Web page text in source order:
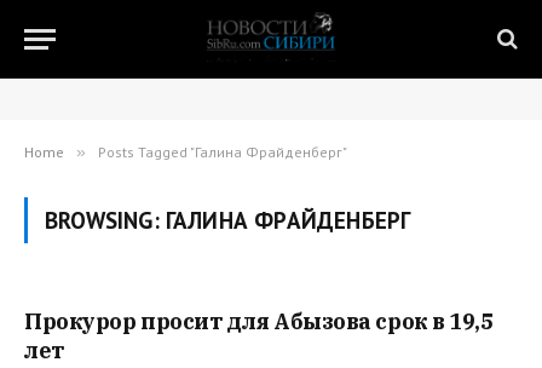
Home » Posts Tagged "Галина Фрайденберг"
BROWSING: ГАЛИНА ФРАЙДЕНБЕРГ
Прокурор просит для Абызова срок в 19,5
лет